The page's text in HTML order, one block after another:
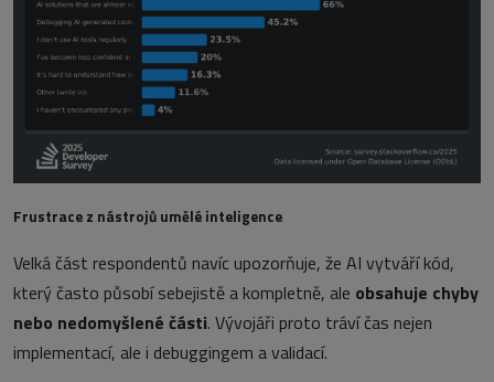
Frustrace z nástrojů umělé inteligence
Velká část respondentů navíc upozorňuje, že AI vytváří kód,
který často působí sebejistě a kompletně, ale obsahuje chyby
nebo nedomyšlené části. Vývojáři proto tráví čas nejen
implementací, ale i debuggingem a validací.